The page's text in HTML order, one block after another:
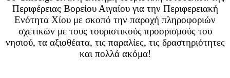
Περιφέρειας Βορείου Αιγαίου για την Περιφερειακή
Ενότητα Χίου με σκοπό την παροχή πληροφοριών
σχετικών με τους τουριστικούς προορισμούς του
νησιού, τα αξιοθέατα, τις παραλίες, τις δραστηριότητες
και πολλά ακόμα!